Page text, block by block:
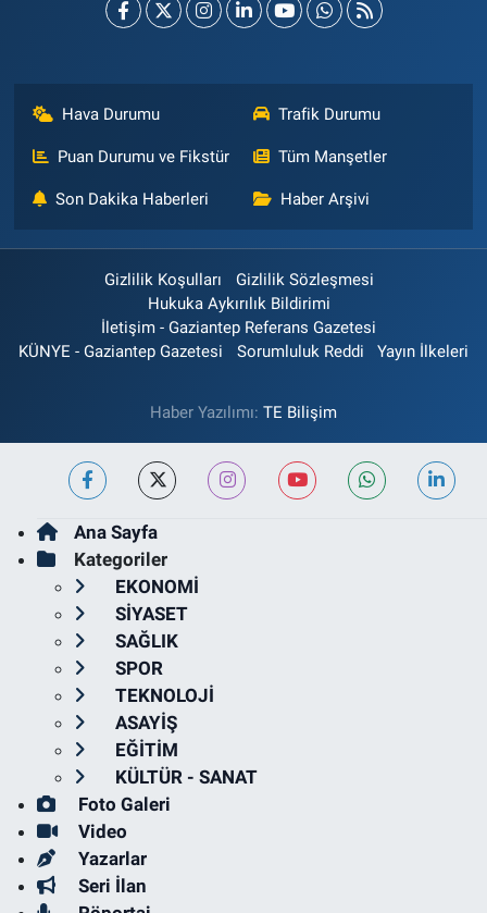
Hava Durumu Trafik Durumu
Puan Durumu ve Fikstür Tüm Manşetler
Son Dakika Haberleri Haber Arşivi
Gizlilik Koşulları
Gizlilik Sözleşmesi
Hukuka Aykırılık Bildirimi
İletişim - Gaziantep Referans Gazetesi
KÜNYE - Gaziantep Gazetesi
Sorumluluk Reddi Yayın İlkeleri
Haber Yazılımı: TE Bilişim
Ana Sayfa
Kategoriler
EKONOMİ
SİYASET
SAĞLIK
SPOR
TEKNOLOJİ
ASAYİŞ
EĞİTİM
KÜLTÜR - SANAT
Foto Galeri
Video
Yazarlar
Seri İlan